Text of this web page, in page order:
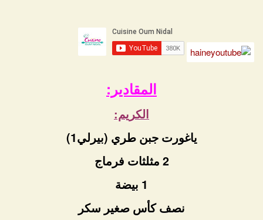
المقادير:
الكريم:
ياغورت جبن طري (بيرلي1)
2 مثلثات فرماج
1 بيضة
نصف كأس صغير سكر